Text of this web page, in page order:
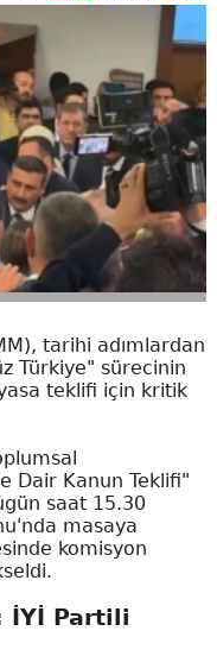
tarihi adımlardan
Türkiye" sürecinin
teklifi için kritik
Dair Kanun Teklifi"
saat 15.30
masaya
komisyon
İYİ Partili